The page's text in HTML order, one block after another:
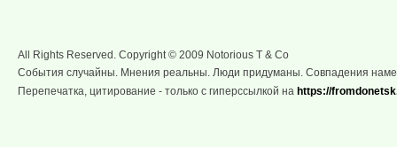
All Rights Reserved. Copyright © 2009 Notorious T & Co
События случайны. Мнения реальны. Люди придуманы. Совпадения
Перепечатка, цитирование - только с гиперссылкой на https://